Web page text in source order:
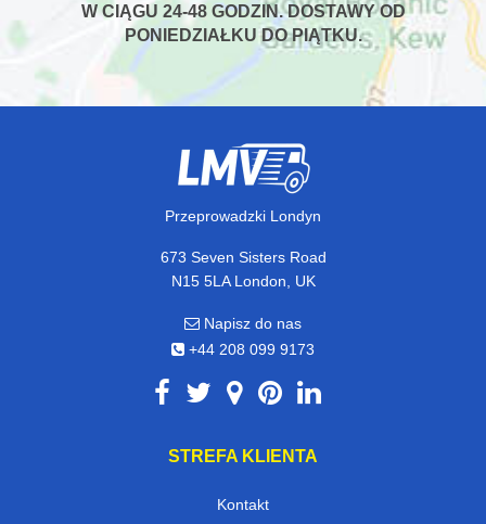
W CIĄGU 24-48 GODZIN. DOSTAWY OD
PONIEDZIAŁKU DO PIĄTKU.
Przeprowadzki Londyn
673 Seven Sisters Road
N15 5LA London, UK
Napisz do nas
+44 208 099 9173
STREFA KLIENTA
Kontakt